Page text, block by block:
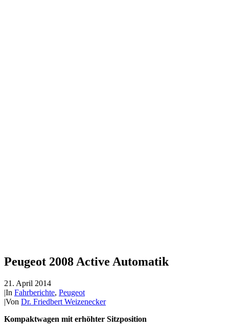
Peugeot 2008 Active Automatik
21. April 2014
|In Fahrberichte, Peugeot
|Von Dr. Friedbert Weizenecker
Kompaktwagen mit erhöhter Sitzposition